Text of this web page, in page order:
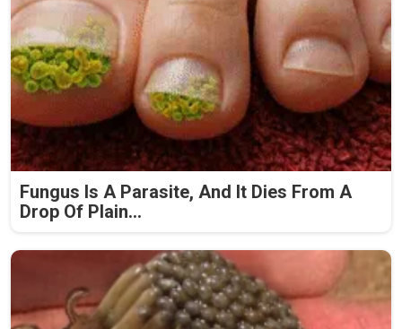
Fungus Is A Parasite, And It Dies From A
Drop Of Plain...